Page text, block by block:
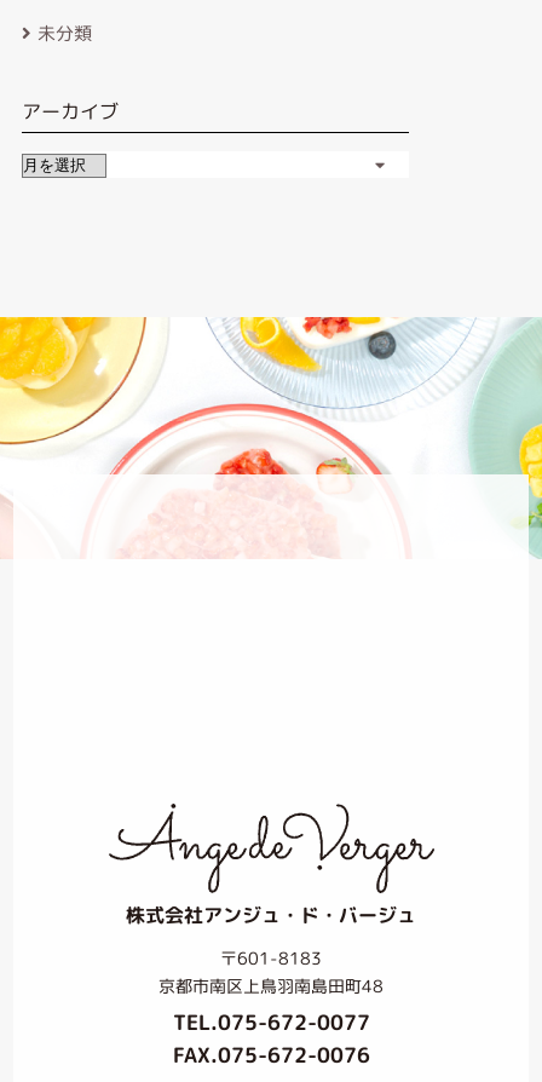
未分類
アーカイブ
株式会社アンジュ・ド・バージュ
〒601-8183
京都市南区上鳥羽南島田町48
TEL.075-672-0077
FAX.075-672-0076